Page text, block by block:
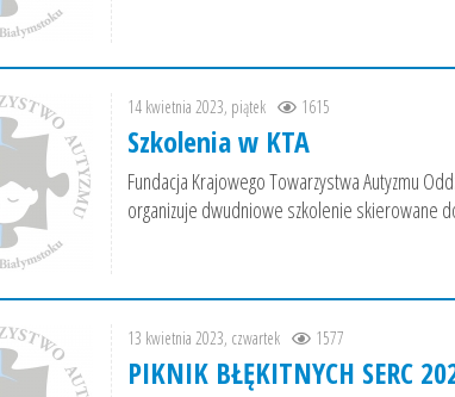
14 kwietnia 2023, piątek 1615
Szkolenia w KTA
Fundacja Krajowego Towarzystwa Autyzmu
organizuje dwudniowe szkolenie skierowane
13 kwietnia 2023, czwartek 1577
PIKNIK BŁĘKITNYCH SERC